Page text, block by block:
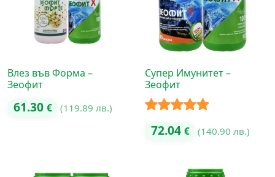
Влез във Форма –
Зеофит
61.30 € (119.89 лв.)
Супер Имунитет –
Зеофит
Оценено с
72.04 € (140.90 лв.)